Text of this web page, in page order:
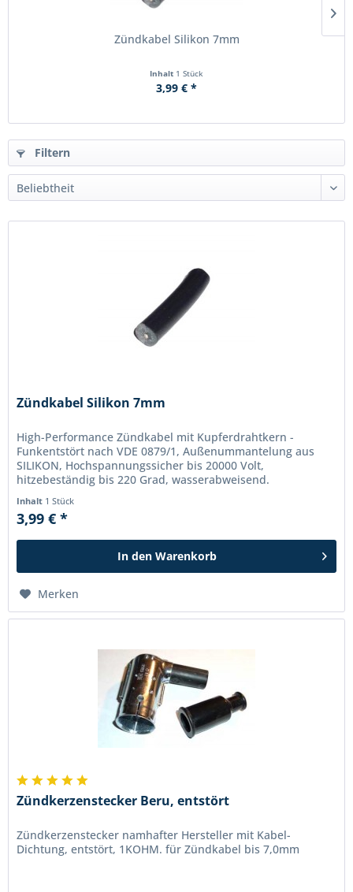
Zündkabel Silikon 7mm
Inhalt 1 Stück
3,99 € *
Filtern
Zündkabel Silikon 7mm
High-Performance Zündkabel mit Kupferdrahtkern -
Funkentstört nach VDE 0879/1, Außenummantelung aus
SILIKON, Hochspannungssicher bis 20000 Volt,
hitzebeständig bis 220 Grad, wasserabweisend.
Inhalt 1 Stück
3,99 € *
In den Warenkorb
Merken
Zündkerzenstecker Beru, entstört
Zündkerzenstecker namhafter Hersteller mit Kabel-
Dichtung, entstört, 1KOHM. für Zündkabel bis 7,0mm